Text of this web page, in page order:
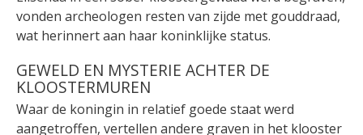
vonden archeologen resten van zijde met gouddraad,
wat herinnert aan haar koninklijke status.
GEWELD EN MYSTERIE ACHTER DE
KLOOSTERMUREN
Waar de koningin in relatief goede staat werd
aangetroffen, vertellen andere graven in het klooster